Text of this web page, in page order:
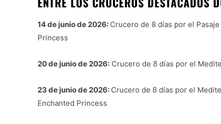
14 de junio de 2026: Crucero de 8 días por el
Princess
20 de junio de 2026: Crucero de 8 días por el
23 de junio de 2026: Crucero de 8 días por el
Enchanted Princess